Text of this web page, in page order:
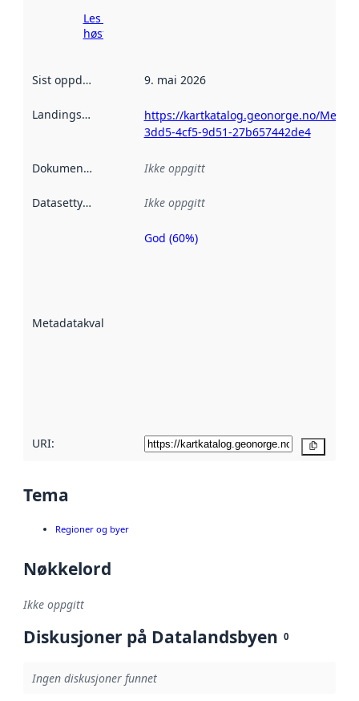
Les mer om
høsting her
Sist oppdatert 9. mai 2026
Landingsside
https://kartkatalog.geonorge.no/
3dd5-4cf5-9d51-27b657442de4
Dokumentasjon Ikke oppgitt
Datasettype Ikke oppgitt
Metadatakvalitet
Metadatakvalitet
God (60%)
URI:
Tema
Regioner og byer
Nøkkelord
Ikke oppgitt
Diskusjoner på Datalandsbyen 0
Ingen diskusjoner funnet